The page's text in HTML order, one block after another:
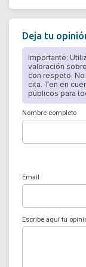
Deja tu
Importante:
valoración
con respeto.
cita. Ten en
públicos para
Nombre completo
Email
Escribe aquí tu